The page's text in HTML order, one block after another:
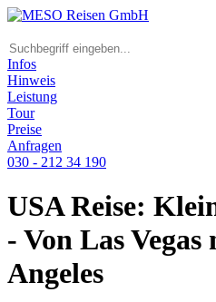
Infos
Hinweis
Leistung
Tour
Preise
Anfragen
030 - 212 34 190
USA Reise:
- Von Las Vegas
Angeles